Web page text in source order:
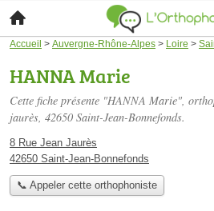
Accueil > Auvergne-Rhône-Alpes > Loire >
HANNA Marie
Cette fiche présente "HANNA Marie",
jaurès, 42650 Saint-Jean-Bonnefonds.
8 Rue Jean Jaurès
42650 Saint-Jean-Bonnefonds
📞 Appeler cette orthophoniste